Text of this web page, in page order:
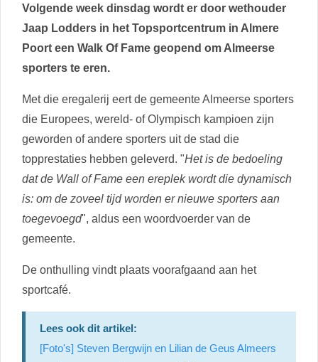
Volgende week dinsdag wordt er door wethouder
Jaap Lodders in het Topsportcentrum in Almere
Poort een Walk Of Fame geopend om Almeerse
sporters te eren.
Met die eregalerij eert de gemeente Almeerse sporters
die Europees, wereld- of Olympisch kampioen zijn
geworden of andere sporters uit de stad die
topprestaties hebben geleverd. "Het is de bedoeling
dat de Wall of Fame een ereplek wordt die dynamisch
is: om de zoveel tijd worden er nieuwe sporters aan
toegevoegd", aldus een woordvoerder van de
gemeente.
De onthulling vindt plaats voorafgaand aan het
sportcafé.
Lees ook dit artikel:
[Foto's] Steven Bergwijn en Lilian de Geus Almeers